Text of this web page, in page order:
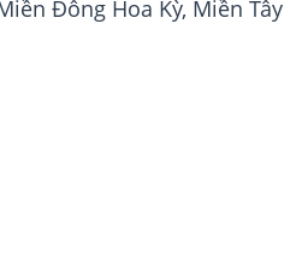
Đông Hoa Kỳ, Miền Tây